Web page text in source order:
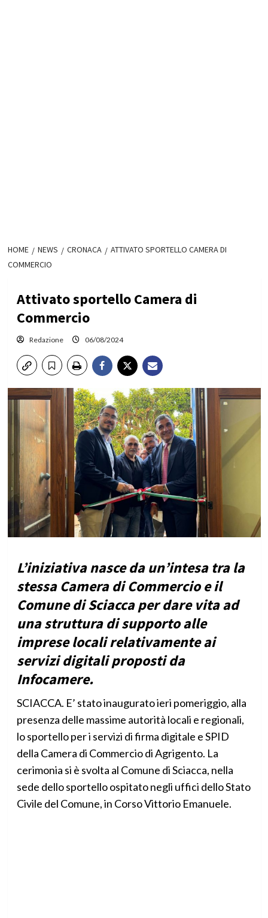
HOME NEWS CRONACA
ATTIVATO SPORTELLO CAMERA DI
COMMERCIO
Attivato sportello Camera di
Commercio
Redazione 06/08/2024
L’iniziativa nasce da un’intesa tra la
stessa Camera di Commercio e il
Comune di Sciacca per dare vita ad
una struttura di supporto alle
imprese locali relativamente ai
servizi digitali proposti da
Infocamere.
SCIACCA. E’ stato inaugurato ieri pomeriggio, alla
presenza delle massime autorità locali e regionali,
lo sportello per i servizi di firma digitale e SPID
della Camera di Commercio di Agrigento. La
cerimonia si è svolta al Comune di Sciacca, nella
sede dello sportello ospitato negli uffici dello Stato
Civile del Comune, in Corso Vittorio Emanuele.